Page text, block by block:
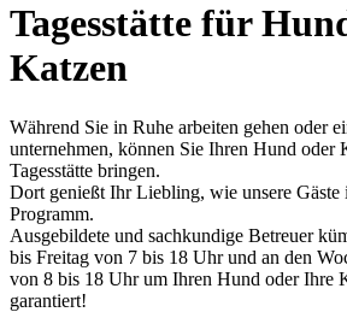
Tagesstätte für
Katzen
Während Sie in Ruhe arbeiten gehen oder
unternehmen, können Sie Ihren Hund oder
Tagesstätte bringen.
Dort genießt Ihr Liebling, wie unsere Gäste
Programm.
Ausgebildete und sachkundige Betreuer
bis Freitag von 7 bis 18 Uhr und an den
von 8 bis 18 Uhr um Ihren Hund oder Ihre
garantiert!